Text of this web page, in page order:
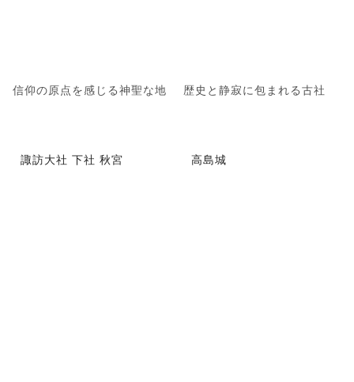
信仰の原点を感じる神聖な地 歴史と静寂に包まれる古社
諏訪大社 下社 秋宮 高島城